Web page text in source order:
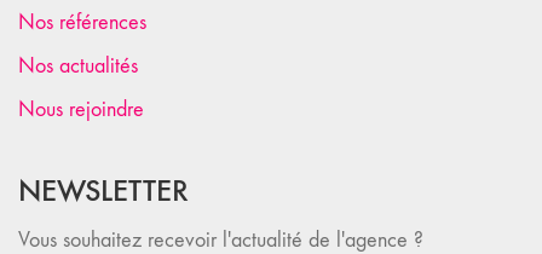
Nos références
Nos actualités
Nous rejoindre
NEWSLETTER
Vous souhaitez recevoir l'actualité de l'agence ?